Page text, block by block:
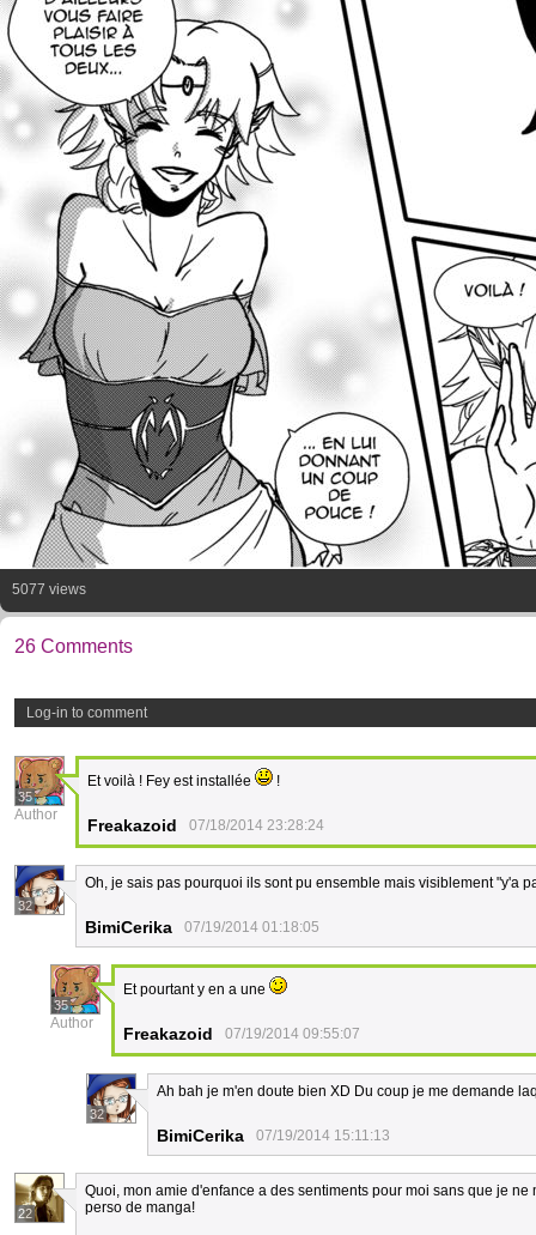
5077 views
26 Comments
Log-in to comment
35
Author
Et voilà ! Fey est installée !
Freakazoid 07/18/2014 23:28:24
32
Oh, je sais pas pourquoi ils sont pu ensemble mais visiblement "y'a
BimiCerika 07/19/2014 01:18:05
35
Author
Et pourtant y en a une
Freakazoid 07/19/2014 09:55:07
32
Ah bah je m'en doute bien XD Du coup je me demande
BimiCerika 07/19/2014 15:11:13
22
Quoi, mon amie d'enfance a des sentiments pour moi sans que je
perso de manga!